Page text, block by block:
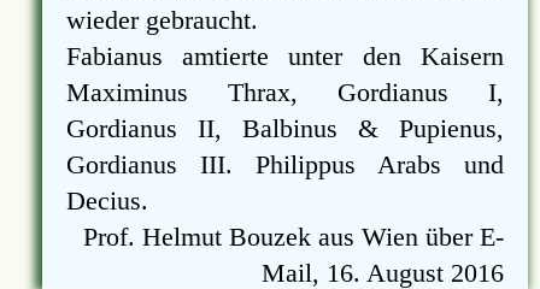
wieder gebraucht.
Fabianus amtierte unter den Kaisern
Maximinus Thrax, Gordianus I,
Gordianus II, Balbinus & Pupienus,
Gordianus III. Philippus Arabs und
Decius.
Prof. Helmut Bouzek aus Wien über E-
Mail, 16. August 2016